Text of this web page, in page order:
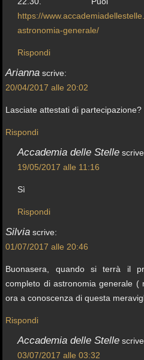
https://
astronomia-generale/
Rispondi
Arianna scrive:
20/04/2017 alle 20:02
Lasciate attestati di partecipazione?
Rispondi
Accademia delle Stelle
19/05/2017 alle 11:16
Sì
Rispondi
Silvia scrive:
01/07/2017 alle 20:46
Buonasera, quando si terrà il
completo di astronomia generale (
ora a conoscenza di questa
Rispondi
Accademia delle Stelle
03/07/2017 alle 03:32